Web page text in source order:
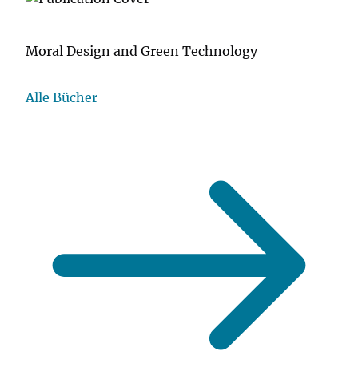
Moral Design and Green Technology
Alle Bücher